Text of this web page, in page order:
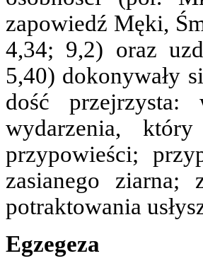
zapowiedź Męki,
4,34; 9,2) oraz
5,40) dokonywały
dość przejrzysta:
wydarzenia,
przypowieści;
zasianego ziarna;
potraktowania
Egzegeza